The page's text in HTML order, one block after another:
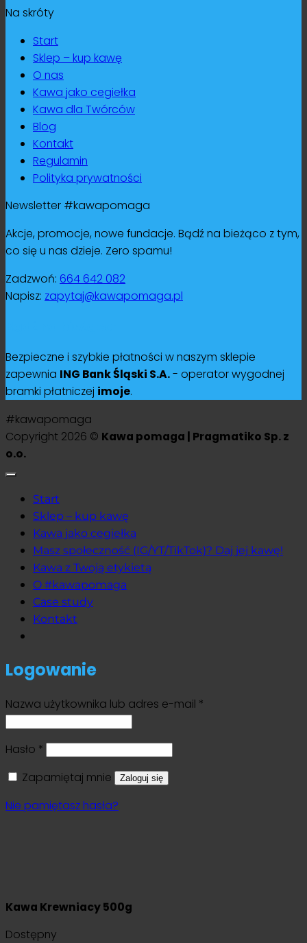
Na skróty
Start
Sklep – kup kawę
O nas
Kawa jako cegiełka
Kawa dla Twórców
Blog
Kontakt
Regulamin
Polityka prywatności
Newsletter #kawapomaga
Akcje, promocje, nowe fundacje. Bądź na bieżąco z tym,
co się u nas dzieje. Zero spamu!
Zadzwoń: 664 642 082
Napisz: zapytaj@kawapomaga.pl
Bezpieczne i szybkie płatności w naszym sklepie
zapewnia ING Bank Śląski S.A.- operator wygodnej
bramki płatniczej imoje.
#kawapomaga
Copyright 2026 © Kawa pomaga | Pragmatiko Sp. z
o.o.
Start
Sklep – kup kawę
Kawa jako cegiełka
Masz społeczność (IG/YT/TikTok)? Daj jej kawę!
Kawa z Twoją etykietą
O #kawapomaga
Case study
Kontakt
Logowanie
Nazwa użytkownika lub adres e-mail *
Hasło * Wymagane
Zapamiętaj mnie
Zaloguj się
Nie pamiętasz hasła?
Kawa Krewniacy 500g
Dostępny